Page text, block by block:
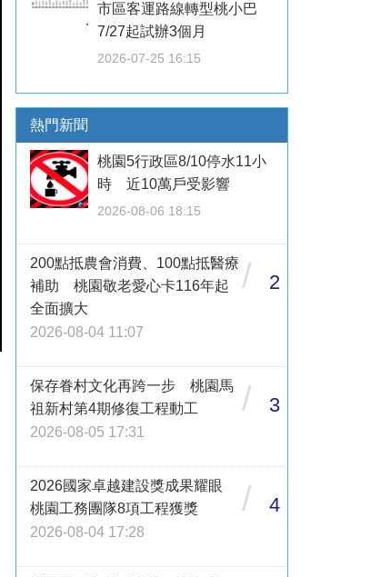
市區客運路線轉型桃小巴
7/27起試辦3個月
2026-07-25 16:15
熱門新聞
桃園5行政區8/10停水11小
時 近10萬戶受影響
2026-08-06 18:15
200點抵農會消費、100點抵醫療
補助 桃園敬老愛心卡116年起
全面擴大
2026-08-04 11:07
/ 2
保存眷村文化再跨一步 桃園馬
祖新村第4期修復工程動工
2026-08-05 17:31
/ 3
2026國家卓越建設獎成果耀眼
桃園工務團隊8項工程獲獎
2026-08-04 17:28
/ 4